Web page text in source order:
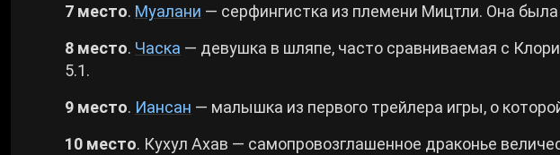
7 место. Муалани — серфингистка из племени Мицтли. Она
8 место. Часка — девушка в шляпе, часто сравниваемая с
5.1.
9 место. Иансан — малышка из первого трейлера игры, о
10 место. Кухул Ахав — самопровозглашенное драконье